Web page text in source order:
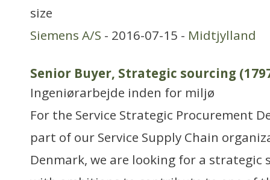
size
Siemens A/S - 2016-07-15 - Midtjylland
Senior Buyer, Strategic sourcing
Ingeniørarbejde inden for miljø
For the Service Strategic Procurement
part of our Service Supply Chain
Denmark, we are looking for a strategic